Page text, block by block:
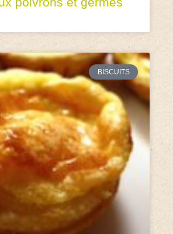
BISCUITS